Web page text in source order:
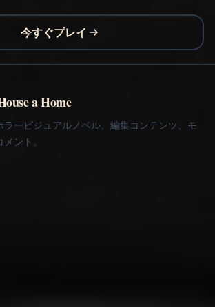
今すぐプレイ
a Home
ラービジュアルノベル、編集コンテンツ、モ
ント。